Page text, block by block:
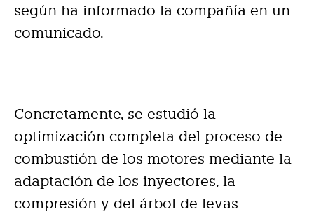
según ha informado la compañía en un
comunicado.
Concretamente, se estudió la
optimización completa del proceso de
combustión de los motores mediante la
adaptación de los inyectores, la
compresión y del árbol de levas